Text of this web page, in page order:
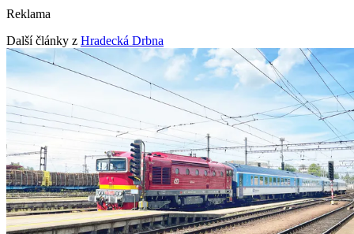
Reklama
Další články z Hradecká Drbna